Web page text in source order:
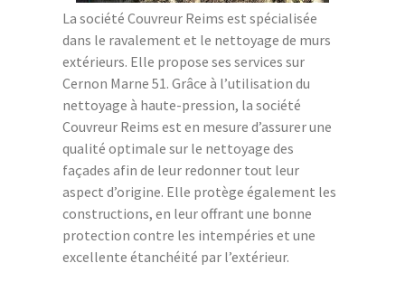
La société Couvreur Reims est spécialisée
dans le ravalement et le nettoyage de murs
extérieurs. Elle propose ses services sur
Cernon Marne 51. Grâce à l’utilisation du
nettoyage à haute-pression, la société
Couvreur Reims est en mesure d’assurer une
qualité optimale sur le nettoyage des
façades afin de leur redonner tout leur
aspect d’origine. Elle protège également les
constructions, en leur offrant une bonne
protection contre les intempéries et une
excellente étanchéité par l’extérieur.